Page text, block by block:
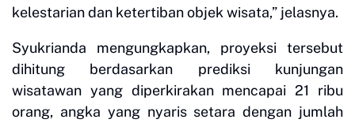
kelestarian dan ketertiban objek wisata,” jelasnya.
Syukrianda mengungkapkan, proyeksi tersebut
dihitung berdasarkan prediksi kunjungan
wisatawan yang diperkirakan mencapai 21 ribu
orang, angka yang nyaris setara dengan jumlah